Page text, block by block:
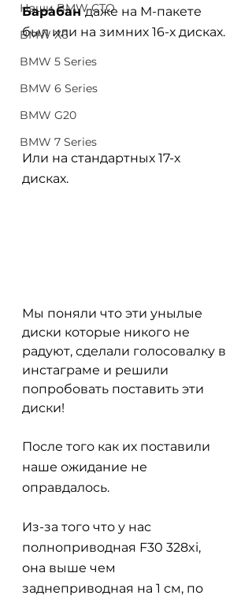
Наши BMW СТО
BMW X6
BMW 5 Series
BMW 6 Series
BMW G20
BMW 7 Series
Барабан даже на М-пакете
был или на зимних 16-х дисках.
Или на стандартных 17-х
дисках.
Мы поняли что эти унылые
диски которые никого не
радуют, сделали голосовалку в
инстаграме и решили
попробовать поставить эти
диски!
После того как их поставили
наше ожидание не
оправдалось.
Из-за того что у нас
полноприводная F30 328xi,
она выше чем
заднеприводная на 1 см, по